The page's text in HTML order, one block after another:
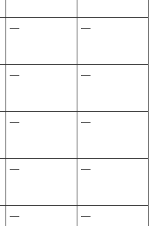
— —
— —
— —
— —
— —